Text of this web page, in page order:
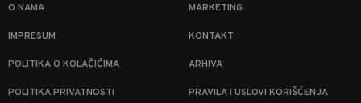
O NAMA MARKETING
IMPRESUM KONTAKT
POLITIKA O KOLAČIĆIMA ARHIVA
POLITIKA PRIVATNOSTI PRAVILA I USLOVI KORIŠĆENJA